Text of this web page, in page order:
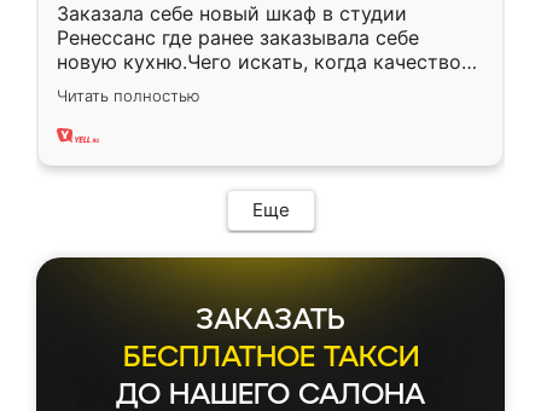
Заказала себе новый шкаф в студии
Ренессанс где ранее заказывала себе
новую кухню.Чего искать, когда качеством
вполне довольна. Служит кухня уже почти
два года, нареканий нет.
Читать полностью
Еще
ЗАКАЗАТЬ
БЕСПЛАТНОЕ ТАКСИ
ДО НАШЕГО САЛОНА